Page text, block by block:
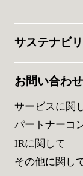
サステナビ
お問い合わせ
サービスに関
パートナーコ
IRに関して
その他に関し